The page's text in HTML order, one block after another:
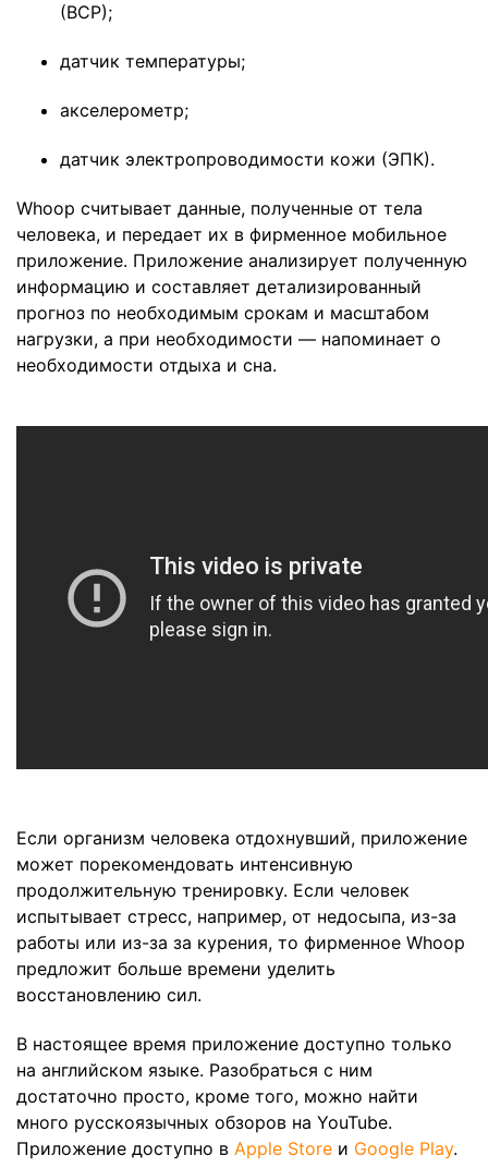
(ВСР);
датчик температуры;
акселерометр;
датчик электропроводимости кожи (ЭПК).
Whoop считывает данные, полученные от тела
человека, и передает их в фирменное мобильное
приложение. Приложение анализирует полученную
информацию и составляет детализированный
прогноз по необходимым срокам и масштабом
нагрузки, а при необходимости — напоминает о
необходимости отдыха и сна.
Если организм человека отдохнувший, приложение
может порекомендовать интенсивную
продолжительную тренировку. Если человек
испытывает стресс, например, от недосыпа, из-за
работы или из-за за курения, то фирменное Whoop
предложит больше времени уделить
восстановлению сил.
В настоящее время приложение доступно только
на английском языке. Разобраться с ним
достаточно просто, кроме того, можно найти
много русскоязычных обзоров на YouTube.
Приложение доступно в Apple Store и Google Play.